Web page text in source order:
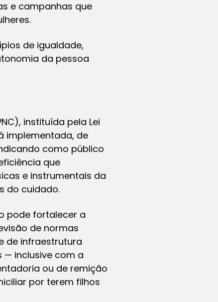
e campanhas que
de igualdade,
da pessoa
instituída pela Lei
implementada, de
como público
que
e instrumentais da
do cuidado.
pode fortalecer a
de normas
de infraestrutura
— inclusive com a
ou de remição
por terem filhos